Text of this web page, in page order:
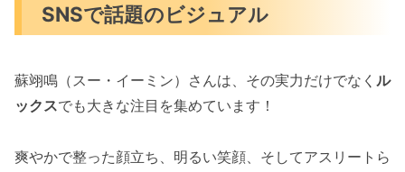
SNSで話題のビジュアル
蘇翊鳴（スー・イーミン）さんは、その実力だけでなく ル
ックスでも大きな注目を集めています！
爽やかで整った顔立ち、明るい笑顔、そしてアスリートら